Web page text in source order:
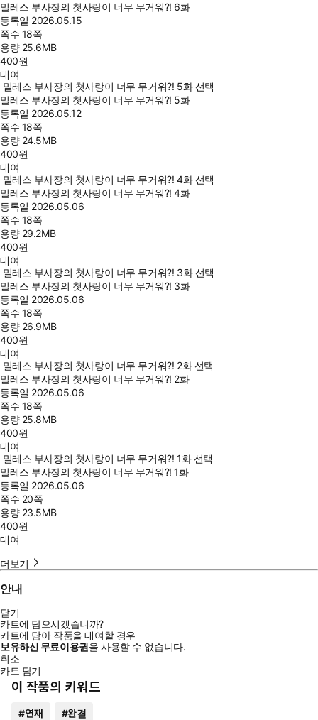
밀레스 부사장의 첫사랑이 너무 무거워?! 6화
등록일 2026.05.15
쪽수 18쪽
용량 25.6MB
400원
대여
밀레스 부사장의 첫사랑이 너무 무거워?! 5화 선택
밀레스 부사장의 첫사랑이 너무 무거워?! 5화
등록일 2026.05.12
쪽수 18쪽
용량 24.5MB
400원
대여
밀레스 부사장의 첫사랑이 너무 무거워?! 4화 선택
밀레스 부사장의 첫사랑이 너무 무거워?! 4화
등록일 2026.05.06
쪽수 18쪽
용량 29.2MB
400원
대여
밀레스 부사장의 첫사랑이 너무 무거워?! 3화 선택
밀레스 부사장의 첫사랑이 너무 무거워?! 3화
등록일 2026.05.06
쪽수 18쪽
용량 26.9MB
400원
대여
밀레스 부사장의 첫사랑이 너무 무거워?! 2화 선택
밀레스 부사장의 첫사랑이 너무 무거워?! 2화
등록일 2026.05.06
쪽수 18쪽
용량 25.8MB
400원
대여
밀레스 부사장의 첫사랑이 너무 무거워?! 1화 선택
밀레스 부사장의 첫사랑이 너무 무거워?! 1화
등록일 2026.05.06
쪽수 20쪽
용량 23.5MB
400원
대여
더보기
안내
닫기
카트에 담으시겠습니까?
카트에 담아 작품을 대여할 경우
보유하신 무료이용권을 사용할 수 없습니다.
취소
카트 담기
이 작품의 키워드
#연재 #완결